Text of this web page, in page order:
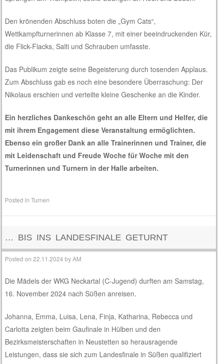
Den krönenden Abschluss boten die „Gym Cats“,
Wettkampfturnerinnen ab Klasse 7, mit einer beeindruckenden Kür,
die Flick-Flacks, Salti und Schrauben umfasste.
Das Publikum zeigte seine Begeisterung durch tosenden Applaus.
Zum Abschluss gab es noch eine besondere Überraschung: Der
Nikolaus erschien und verteilte kleine Geschenke an die Kinder.
Ein herzliches Dankeschön geht an alle Eltern und Helfer, die
mit ihrem Engagement diese Veranstaltung ermöglichten.
Ebenso ein großer Dank an alle Trainerinnen und Trainer, die
mit Leidenschaft und Freude Woche für Woche mit den
Turnerinnen und Turnern in der Halle arbeiten.
Posted inTurnen
… BIS INS LANDESFINALE GETURNT
Posted on22.11.2024 byAM
Die Mädels der WKG Neckartal (C-Jugend) durften am Samstag,
16. November 2024 nach Süßen anreisen.
Johanna, Emma, Luisa, Lena, Finja, Katharina, Rebecca und
Carlotta zeigten beim Gaufinale in Hülben und den
Bezirksmeisterschaften in Neustetten so herausragende
Leistungen, dass sie sich zum Landesfinale in Süßen qualifiziert